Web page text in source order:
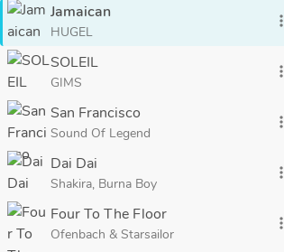
Jamaican
HUGEL
more_vert
SOLEIL
GIMS
more_vert
San Francisco
Sound Of Legend
more_vert
Dai Dai
Shakira, Burna Boy
more_vert
Four To The Floor
Ofenbach & Starsailor
more_vert